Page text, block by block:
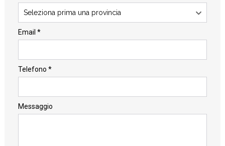
Seleziona prima una provincia
Email *
Telefono *
Messaggio